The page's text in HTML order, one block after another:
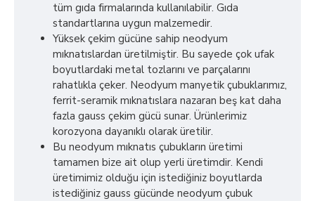
tüm gıda firmalarında kullanılabilir. Gıda
standartlarına uygun malzemedir.
Yüksek çekim gücüne sahip neodyum
mıknatıslardan üretilmiştir. Bu sayede çok ufak
boyutlardaki metal tozlarını ve parçalarını
rahatlıkla çeker. Neodyum manyetik çubuklarımız,
ferrit-seramik mıknatıslara nazaran beş kat daha
fazla gauss çekim gücü sunar. Ürünlerimiz
korozyona dayanıklı olarak üretilir.
Bu neodyum mıknatıs çubukların üretimi
tamamen bize ait olup yerli üretimdir. Kendi
üretimimiz olduğu için istediğiniz boyutlarda
istediğiniz gauss gücünde neodyum çubuk